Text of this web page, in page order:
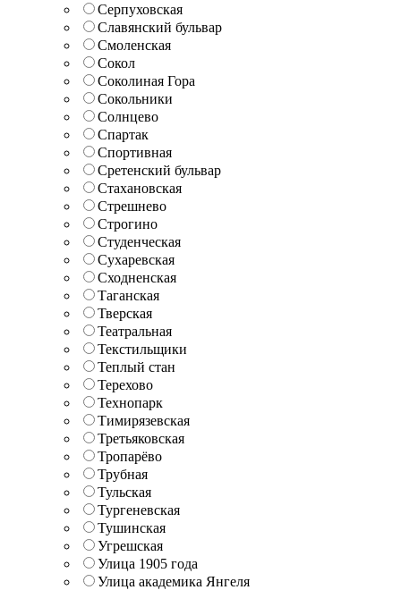
Серпуховская
Славянский бульвар
Смоленская
Сокол
Соколиная Гора
Сокольники
Солнцево
Спартак
Спортивная
Сретенский бульвар
Стахановская
Стрешнево
Строгино
Студенческая
Сухаревская
Сходненская
Таганская
Тверская
Театральная
Текстильщики
Теплый стан
Терехово
Технопарк
Тимирязевская
Третьяковская
Тропарёво
Трубная
Тульская
Тургеневская
Тушинская
Угрешская
Улица 1905 года
Улица академика Янгеля